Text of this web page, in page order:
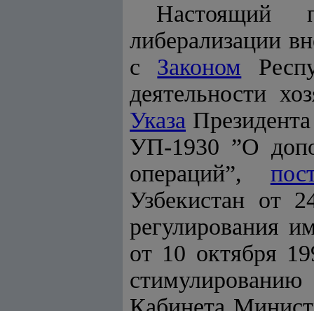
Настоящий
либерализации
с Законом
деятельности
Указа
УП-1930 ”О
операций”,
Узбекистан от
регулирования
от 10 октября